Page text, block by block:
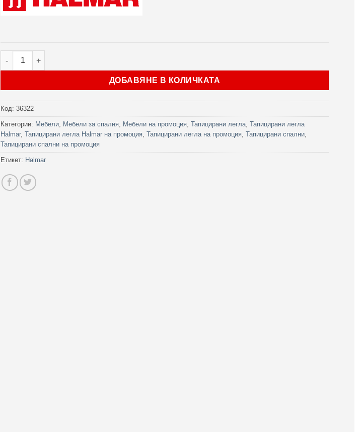
количество за Тапицирано легло Modena 3 Гълъбово Сиво 160
ДОБАВЯНЕ В КОЛИЧКАТА
Код:36322
Категории: Мебели, Мебели за спалня, Мебели на промоция,Тапицирани легла,Тапицирани легла
Halmar,Тапицирани легла Halmar на промоция,Тапицирани легла на промоция,Тапицирани спални,
Тапицирани спални на промоция
Етикет: Halmar